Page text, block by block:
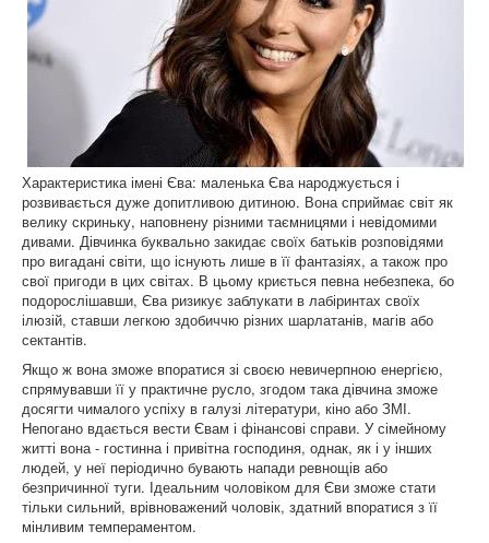
Характеристика імені Єва: маленька Єва народжується і
розвивається дуже допитливою дитиною. Вона сприймає світ як
велику скриньку, наповнену різними таємницями і невідомими
дивами. Дівчинка буквально закидає своїх батьків розповідями
про вигадані світи, що існують лише в її фантазіях, а також про
свої пригоди в цих світах. В цьому криється певна небезпека, бо
подорослішавши, Єва ризикує заблукати в лабіринтах своїх
ілюзій, ставши легкою здобиччю різних шарлатанів, магів або
сектантів.
Якщо ж вона зможе впоратися зі своєю невичерпною енергією,
спрямувавши її у практичне русло, згодом така дівчина зможе
досягти чималого успіху в галузі літератури, кіно або ЗМІ.
Непогано вдається вести Євам і фінансові справи. У сімейному
житті вона - гостинна і привітна господиня, однак, як і у інших
людей, у неї періодично бувають напади ревнощів або
безпричинної туги. Ідеальним чоловіком для Єви зможе стати
тільки сильний, врівноважений чоловік, здатний впоратися з її
мінливим темпераментом.